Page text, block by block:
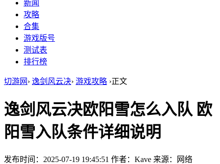
新闻
攻略
合集
游戏版号
测试表
排行榜
切游网 › 逸剑风云决› 游戏攻略 ›正文
逸剑风云决欧阳雪怎么入队 欧
阳雪入队条件详细说明
发布时间：2025-07-19 19:45:51 作者：Kave 来源：网络